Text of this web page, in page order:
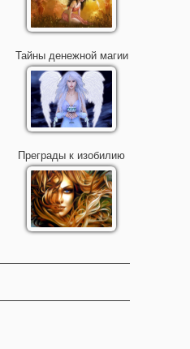
Тайны денежной магии
Преграды к изобилию